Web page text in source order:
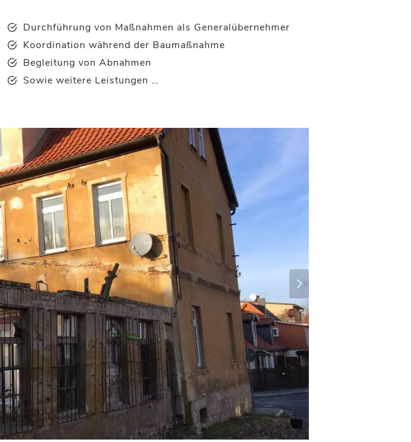
Durchführung von Maßnahmen als Generalübernehmer
Koordination während der Baumaßnahme
Begleitung von Abnahmen
Sowie weitere Leistungen …